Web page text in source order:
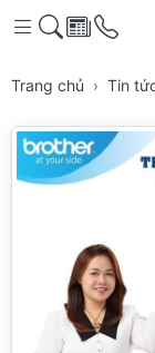
Trang chủ Tin